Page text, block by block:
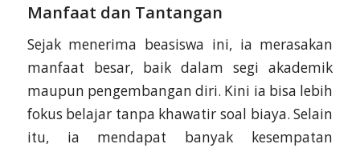
Manfaat dan Tantangan
Sejak menerima beasiswa ini, ia merasakan
manfaat besar, baik dalam segi akademik
maupun pengembangan diri. Kini ia bisa lebih
fokus belajar tanpa khawatir soal biaya. Selain
itu, ia mendapat banyak kesempatan